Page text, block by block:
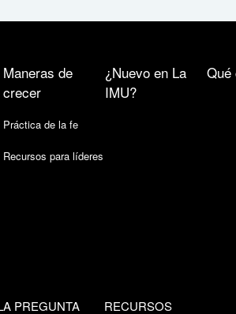
Maneras de
crecer
Práctica de la fe
Recursos para líderes
¿Nuevo en La
IMU?
Qué
PREGUNTA
RECURSOS